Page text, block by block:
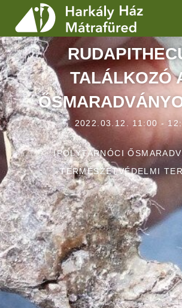
SZOLGÁLTATÁSOK
PROGRAMOK
HÍREK
RÓLUNK
ÁRAK, NYITVATARTÁS
TALÁLKOZÓ
2022.03.12. 11:00 -
IPOLYTARNÓCI
TERMÉSZETVÉDELMI